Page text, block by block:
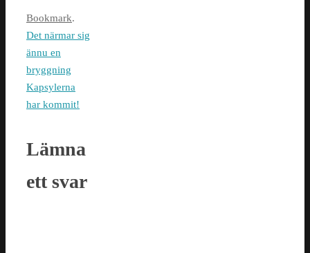
Bookmark.
Det närmar sig
ännu en
bryggning
Kapsylerna
har kommit!
Lämna
ett svar